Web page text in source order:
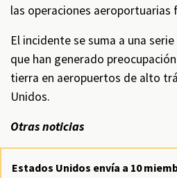
las operaciones aeroportuarias
El incidente se suma a una
que han generado
tierra en aeropuertos de alto
Unidos.
Otras noticias
Estados Unidos envía a 10